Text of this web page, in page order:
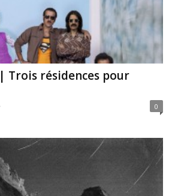
Trois résidences pour
0